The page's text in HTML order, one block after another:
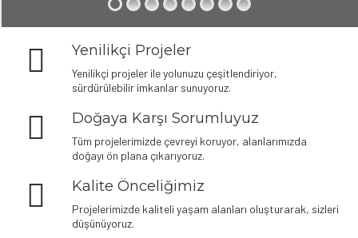
Yenilikçi Projeler
Yenilikçi projeler ile yolunuzu çeşitlendiriyor,
sürdürülebilir imkanlar sunuyoruz.
Doğaya Karşı Sorumluyuz
Tüm projelerimizde çevreyi koruyor, alanlarımızda
doğayı ön plana çıkarıyoruz.
Kalite Önceliğimiz
Projelerimizde kaliteli yaşam alanları oluşturarak, sizleri
düşünüyoruz.